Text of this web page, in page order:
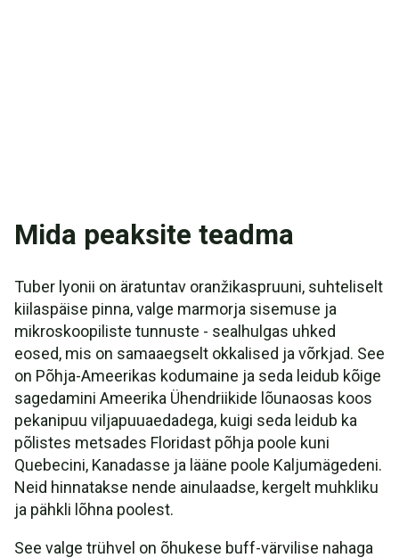
Mida peaksite teadma
Tuber lyonii on äratuntav oranžikaspruuni, suhteliselt
kiilaspäise pinna, valge marmorja sisemuse ja
mikroskoopiliste tunnuste - sealhulgas uhked
eosed, mis on samaaegselt okkalised ja võrkjad. See
on Põhja-Ameerikas kodumaine ja seda leidub kõige
sagedamini Ameerika Ühendriikide lõunaosas koos
pekanipuu viljapuuaedadega, kuigi seda leidub ka
põlistes metsades Floridast põhja poole kuni
Quebecini, Kanadasse ja lääne poole Kaljumägedeni.
Neid hinnatakse nende ainulaadse, kergelt muhkliku
ja pähkli lõhna poolest.
See valge trühvel on õhukese buff-värvilise nahaga